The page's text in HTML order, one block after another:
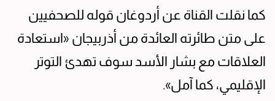
كما نقلت القناة عن أردوغان قوله للصحفيين
على متن طائرته العائدة من أذربيجان «استعادة
العلاقات مع بشار الأسد سوف تهدئ التوتر
الإقليمي، كما آمل».